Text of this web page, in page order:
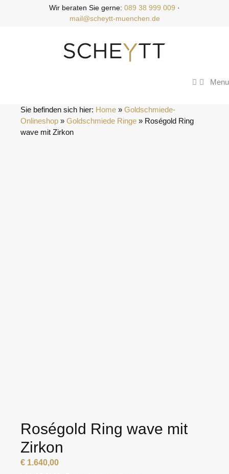
Wir beraten Sie gerne: 089 38 999 009 ·
mail@scheytt-muenchen.de
Menu
Sie befinden sich hier: Home » Goldschmiede-
Onlineshop » Goldschmiede Ringe » Roségold Ring
wave mit Zirkon
Roségold Ring wave mit
Zirkon
€ 1.640,00